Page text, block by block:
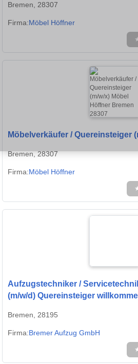
Bremen, 28307
Firma:Möbel Höffner
Möbelverkäufer / Quereinsteiger
Bremen, 28307
Firma:Möbel Höffner
Aufzugstechniker /
(m/w/d) Quereinsteiger
Bremen, 28195
Firma:Bremer Aufzug GmbH